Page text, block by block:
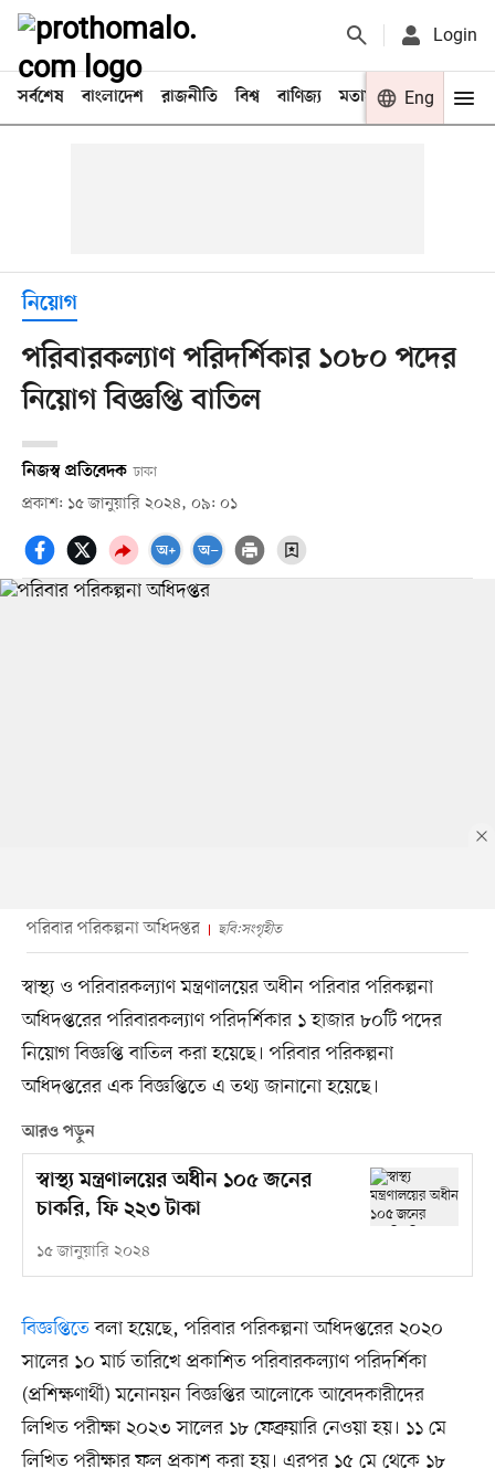
Login
সর্বশেষ বাংলাদেশ রাজনীতি বিশ্ব বাণিজ্য মতামত খেলা
Eng
নিয়োগ
পরিবারকল্যাণ পরিদর্শিকার ১০৮০ পদের
নিয়োগ বিজ্ঞপ্তি বাতিল
নিজস্ব প্রতিবেদক ঢাকা
প্রকাশ: ১৫ জানুয়ারি ২০২৪, ০৯: ০১
পরিবার পরিকল্পনা অধিদপ্তর ছবি:সংগৃহীত
স্বাস্থ্য ও পরিবারকল্যাণ মন্ত্রণালয়ের অধীন পরিবার পরিকল্পনা
অধিদপ্তরের পরিবারকল্যাণ পরিদর্শিকার ১ হাজার ৮০টি পদের
নিয়োগ বিজ্ঞপ্তি বাতিল করা হয়েছে। পরিবার পরিকল্পনা
অধিদপ্তরের এক বিজ্ঞপ্তিতে এ তথ্য জানানো হয়েছে।
আরও পড়ুন
স্বাস্থ্য মন্ত্রণালয়ের অধীন ১০৫ জনের
চাকরি, ফি ২২৩ টাকা
১৫ জানুয়ারি ২০২৪
বিজ্ঞপ্তিতেবলা হয়েছে, পরিবার পরিকল্পনা অধিদপ্তরের ২০২০
সালের ১০ মার্চ তারিখে প্রকাশিত পরিবারকল্যাণ পরিদর্শিকা
(প্রশিক্ষণার্থী) মনোনয়ন বিজ্ঞপ্তির আলোকে আবেদকারীদের
লিখিত পরীক্ষা ২০২৩ সালের ১৮ ফেব্রুয়ারি নেওয়া হয়। ১১ মে
লিখিত পরীক্ষার ফল প্রকাশ করা হয়। এরপর ১৫ মে থেকে ১৮